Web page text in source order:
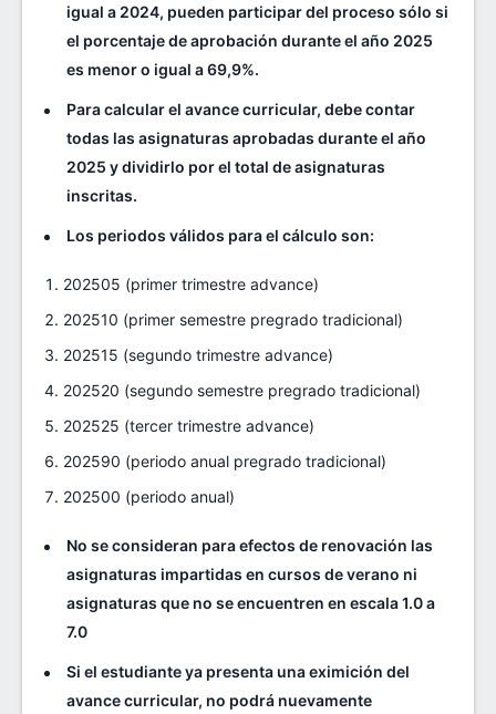
igual a 2024, pueden participar del proceso sólo si
el porcentaje de aprobación durante el año 2025
es menor o igual a 69,9%.
Para calcular el avance curricular, debe contar
todas las asignaturas aprobadas durante el año
2025 y dividirlo por el total de asignaturas
inscritas.
Los periodos válidos para el cálculo son:
202505 (primer trimestre advance)
202510 (primer semestre pregrado tradicional)
202515 (segundo trimestre advance)
202520 (segundo semestre pregrado tradicional)
202525 (tercer trimestre advance)
202590 (periodo anual pregrado tradicional)
202500 (periodo anual)
No se consideran para efectos de renovación las
asignaturas impartidas en cursos de verano ni
asignaturas que no se encuentren en escala 1.0 a
7.0
Si el estudiante ya presenta una eximición del
avance curricular, no podrá nuevamente